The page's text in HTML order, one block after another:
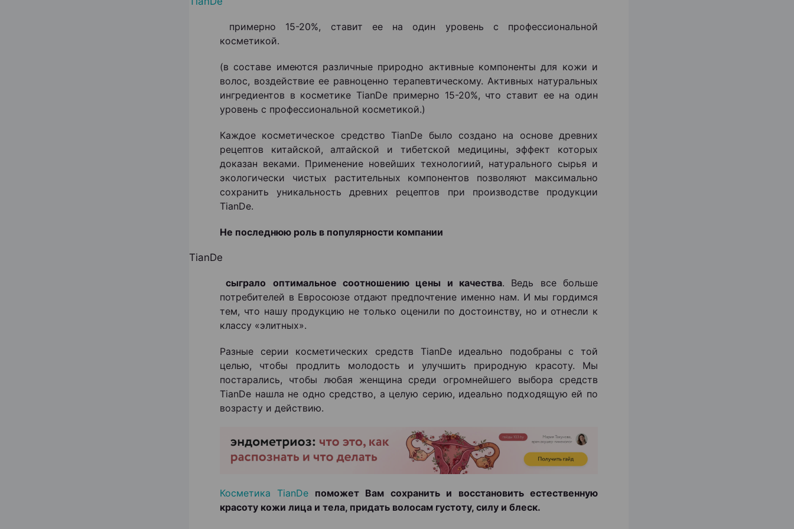
примерно 15-20%, ставит ее на один уровень с профессиональной
косметикой.
(в составе имеются различные природно активные компоненты для кожи и
волос, воздействие ее равноценно терапевтическому. Активных натуральных
ингредиентов в косметике TianDe примерно 15-20%, что ставит ее на один
уровень с профессиональной косметикой.)
Каждое косметическое средство TianDe было создано на основе древних
рецептов китайской, алтайской и тибетской медицины, эффект которых
доказан веками. Применение новейших технологиий, натурального сырья и
экологически чистых растительных компонентов позволяют максимально
сохранить уникальность древних рецептов при производстве продукции
TianDe.
Не последнюю роль в популярности компании
TianDe
сыграло оптимальное соотношению цены и качества. Ведь все больше
потребителей в Евросоюзе отдают предпочтение именно нам. И мы гордимся
тем, что нашу продукцию не только оценили по достоинству, но и отнесли к
классу «элитных».
Разные серии косметических средств TianDe идеально подобраны с той
целью, чтобы продлить молодость и улучшить природную красоту. Мы
постарались, чтобы любая женщина среди огромнейшего выбора средств
TianDe нашла не одно средство, а целую серию, идеально подходящую ей по
возрасту и действию.
Косметика TianDe поможет Вам сохранить и восстановить естественную
красоту кожи лица и тела, придать волосам густоту, силу и блеск.